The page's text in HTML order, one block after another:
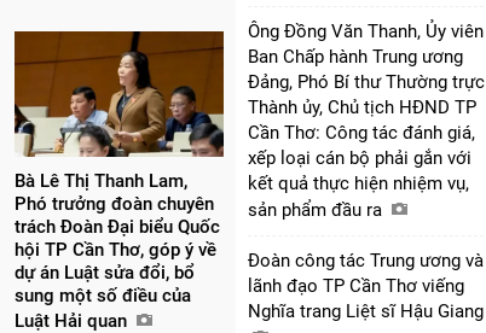
Bà Lê Thị Thanh Lam,
Phó trưởng đoàn chuyên
trách Đoàn Đại biểu Quốc
hội TP Cần Thơ, góp ý về
dự án Luật sửa đổi, bổ
sung một số điều của
Luật Hải quan
Ông Đồng Văn Thanh, Ủy viên
Ban Chấp hành Trung ương
Đảng, Phó Bí thư Thường trực
Thành ủy, Chủ tịch HĐND TP
Cần Thơ: Công tác đánh giá,
xếp loại cán bộ phải gắn với
kết quả thực hiện nhiệm vụ,
sản phẩm đầu ra
Đoàn công tác Trung ương và
lãnh đạo TP Cần Thơ viếng
Nghĩa trang Liệt sĩ Hậu Giang